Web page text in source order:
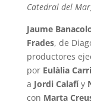
Catedral del
Jaume
Frades, de
productores
por Eulàlia
a Jordi Calafíy
con Marta